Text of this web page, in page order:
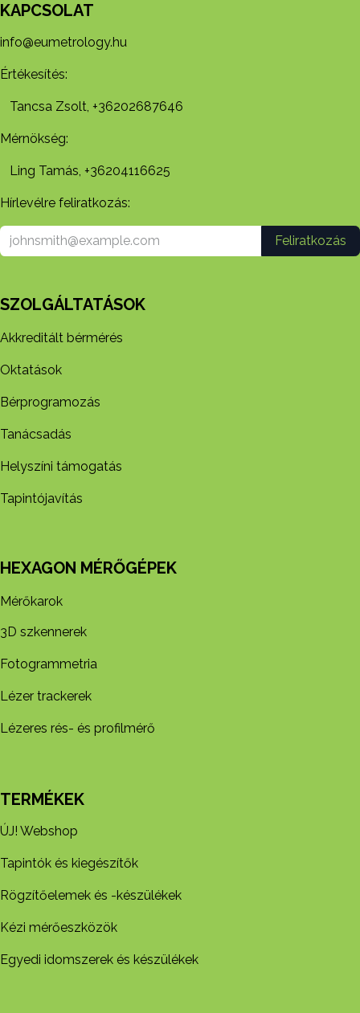
KAPCSOLAT
info@eumetrology.hu
Értékesítés:
Tancsa Zsolt, +36202687646
Mérnökség:
Ling Tamás, +36204116625
Hírlevélre feliratkozás:
Feliratkozás
SZOLGÁLTATÁSOK
Akkreditált bérmérés
Oktatások
Bérprogramozás
Tanácsadás
Helyszíni támogatás
Tapintójavítás
HEXAGON MÉRŐGÉPEK
Mérőkarok
3D szkennerek
Fotogrammetria
Lézer trackerek
Lézeres rés- és profilmérő
TERMÉKEK
ÚJ! Webshop
Tapintók és kiegészítők
Rögzítőelemek és -készül​ékek
Kézi mérőeszközök
Egyedi idomszerek és készülékek